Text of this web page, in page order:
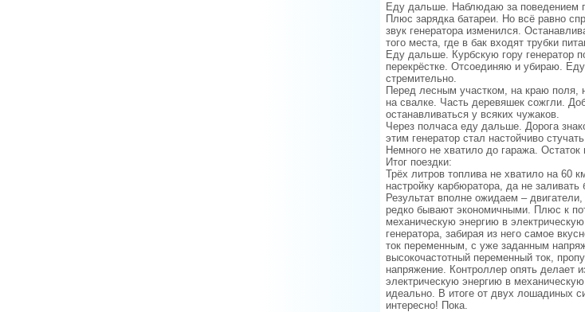
Еду дальше. Наблюдаю за поведением
Плюс зарядка батареи. Но всё равно
звук генератора изменился.
того места, где в бак входят трубки
Еду дальше. Курбскую гору генератор
перекрёстке. Отсоединяю и убираю.
стремительно.
Перед лесным участком, на краю поля,
на свалке. Часть деревяшек сожгли.
останавливаться у всяких чужаков.
Через полчаса еду дальше. Дорога
этим генератор стал настойчиво
Немного не хватило до гаража.
Итог поездки:
Трёх литров топлива не хватило на 60
настройку карбюратора, да не
Результат вполне ожидаем –
редко бывают экономичными. Плюс к
механическую энергию в
генератора, забирая из него самое
ток переменным, с уже заданным
высокочастотный переменный ток,
напряжение. Контроллер опять делает
электрическую энергию в
идеально. В итоге от двух лошадиных
интересно! Пока.